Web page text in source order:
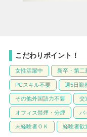
こだわりポイント！
女性活躍中 新卒・第二
PCスキル不要 週5日勤
その他外国語力不要 交
オフィス禁煙・分煙 バ
未経験者ＯＫ 経験者歓